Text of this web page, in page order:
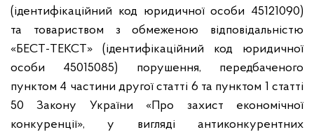
(ідентифікаційний код юридичної особи 45121090)
та товариством з обмеженою відповідальністю
«БЕСТ-ТЕКСТ» (ідентифікаційний код юридичної
особи 45015085) порушення, передбаченого
пунктом 4 частини другої статті 6 та пунктом 1 статті
50 Закону України «Про захист економічної
конкуренції», у вигляді антиконкурентних